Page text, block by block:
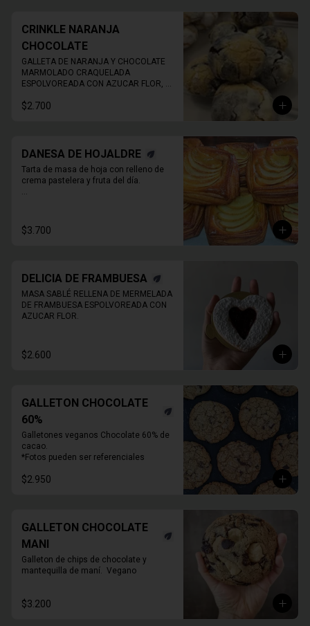
CRINKLE NARANJA
CHOCOLATE
GALLETA DE NARANJA Y CHOCOLATE
MARMOLADO CRAQUELADA
ESPOLVOREADA CON AZUCAR FLOR,
$2.700
DANESA DE HOJALDRE
Tarta de masa de hoja con relleno de
crema pastelera y fruta del día.
despacho*
** FOTO  REFERENCIAL
$3.700
DELICIA DE FRAMBUESA
MASA SABLÉ RELLENA DE MERMELADA
DE FRAMBUESA ESPOLVOREADA CON
AZUCAR FLOR.
$2.600
GALLETON CHOCOLATE
60%
Galletones veganos Chocolate 60% de
cacao.
*Fotos pueden ser referenciales
$2.950
GALLETON CHOCOLATE
MANI
Galleton de chips de chocolate y
mantequilla de maní.  Vegano
$3.200